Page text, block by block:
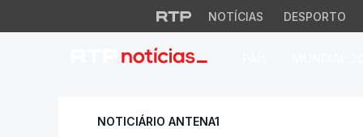
NOTÍCIAS DESPORTO
18h Residências
NOTICIÁRIO ANTENA1